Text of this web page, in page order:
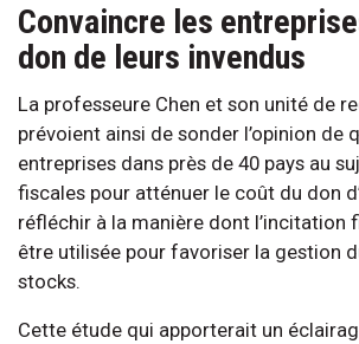
Convaincre les
don de leurs invendus
La professeure Chen et son unité de
prévoient ainsi de sonder l’opinion de
entreprises dans près de 40 pays au
fiscales pour atténuer le coût du don
réfléchir à la manière dont l’incitation
être utilisée pour favoriser la gestion
stocks.
Cette étude qui apporterait un